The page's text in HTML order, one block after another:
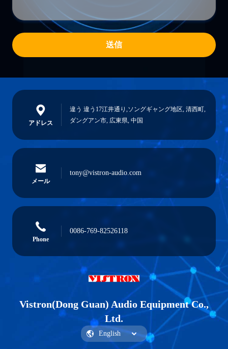
送信
アドレス
違う 違う17江井通り,ソングギャング地区, 清西町,
ダングアン市, 広東県, 中国
メール
tony@vistron-audio.com
Phone
0086-769-82526118
Vistron(Dong Guan) Audio Equipment Co.,
Ltd.